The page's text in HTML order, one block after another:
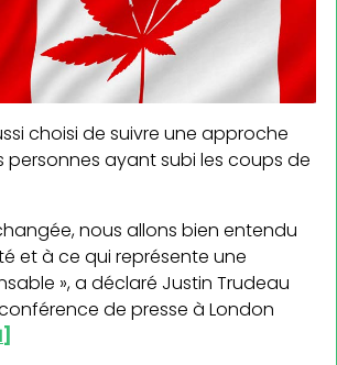
choisi de suivre une approche
personnes ayant subi les coups de
nous allons bien entendu
et à ce qui représente une
», a déclaré Justin Trudeau
de presse à London